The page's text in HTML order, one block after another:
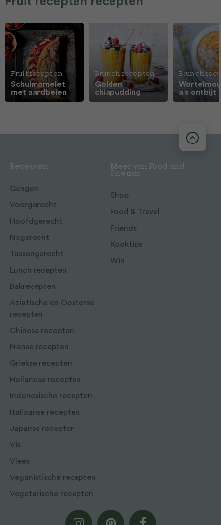
Fruit recepten
Schuimomelet
met aardbeien
Brunch recepten
Golden
chiapudding
Brunch
als ontbijt
Recepten
Gangen
Voorgerecht
Hoofdgerecht
Nagerecht
Tussengerecht
Lunch recepten
Bakrecepten
Aziatische en Oosterse
recepten
Chinese recepten
Franse recepten
Griekse recepten
Hollandse recepten
Indonesische recepten
Italiaanse recepten
Japanse recepten
Vis
Vlees
Veganistische recepten
Vegetarische recepten
Meer van Food and
Friends
Shop
Food & Travel
Friends
Kooktips
Win